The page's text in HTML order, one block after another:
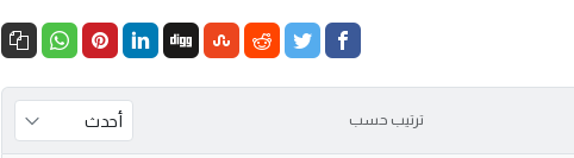
ترتيب حسب